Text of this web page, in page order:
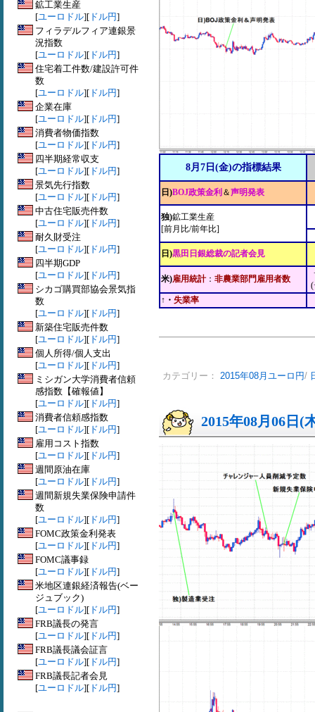
鉱工業生産
[ユーロドル][ ドル円]
フィラデルフィア連銀景
況指数
[ユーロドル][ ドル円]
住宅着工件数/建設許可件
数
[ユーロドル][ ドル円]
企業在庫
[ユーロドル][ ドル円]
消費者物価指数
[ユーロドル][ ドル円]
四半期経常収支
[ユーロドル][ ドル円]
景気先行指数
[ユーロドル][ ドル円]
中古住宅販売件数
[ユーロドル][ ドル円]
耐久財受注
[ユーロドル][ ドル円]
四半期GDP
[ユーロドル][ ドル円]
シカゴ購買部協会景気指
数
[ユーロドル][ ドル円]
新築住宅販売件数
[ユーロドル][ ドル円]
個人所得/個人支出
[ユーロドル][ ドル円]
ミシガン大学消費者信頼
感指数【確報値】
[ユーロドル][ ドル円]
消費者信頼感指数
[ユーロドル][ ドル円]
雇用コスト指数
[ユーロドル][ ドル円]
週間原油在庫
[ユーロドル][ ドル円]
週間新規失業保険申請件
数
[ユーロドル][ ドル円]
FOMC政策金利発表
[ユーロドル][ ドル円]
FOMC議事録
[ユーロドル][ ドル円]
米地区連銀経済報告(ベー
ジュブック)
[ユーロドル][ ドル円]
FRB議長の発言
[ユーロドル][ ドル円]
FRB議長議会証言
[ユーロドル][ ドル円]
FRB議長記者会見
[ユーロドル][ ドル円]
8月7日(金)の指標結果
日)BOJ政策金利 ＆声明発表
独)鉱工業生産
[前月比/前年比]
日)黒田日銀総裁の記者会見
米)雇用統計： 非農業部門雇用者数
↑・ 失業率
カテゴリー： 2015年08月ユーロ円/
2015年08月06日(